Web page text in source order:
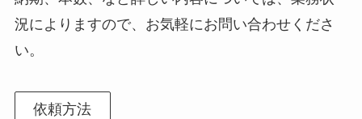
況によりますので、お気軽にお問い合わせくださ
い。
依頼方法